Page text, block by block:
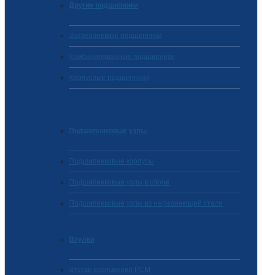
Другие подшипники
Закрепляемые подшипники
Комбинированные подшипники
Корпусные подшипники
Подшипниковые узлы
Подшипниковые корпусы
Подшипниковые узлы в сборе
Подшипниковые узлы из нержавеющей стали
Втулки
Втулки скольжения PCM